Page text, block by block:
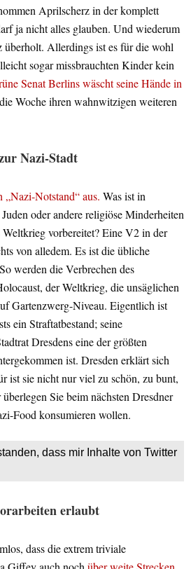
Aprilscherz in der komplett
ja nicht alles glauben. Und wiederum
überholt. Allerdings ist es für die wohl
sogar missbrauchten Kinder kein
Senat Berlins wäscht seine Hände in
Woche ihren wahnwitzigen weiteren
Nazi-Stadt
Notstand“ aus. Was ist in
oder andere religiöse Minderheiten
vorbereitet? Eine V2 in der
von alledem. Es ist die übliche
werden die Verbrechen des
der Weltkrieg, die unsäglichen
Gartenzwerg-Niveau. Eigentlich ist
ein Straftatbestand; seine
Dresdens eine der größten
ist. Dresden erklärt sich
ist sie nicht nur viel zu schön, zu bunt,
Sie beim nächsten Dresdner
Food konsumieren wollen.
dass mir Inhalte von Twitter
erlaubt
dass die extrem triviale